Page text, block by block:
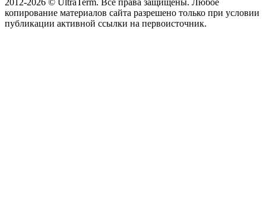
2012-2026 © UltraTerm. Все права защищены. Любое
копирование материалов сайта разрешено только при условии
публикации активной ссылки на первоисточник.